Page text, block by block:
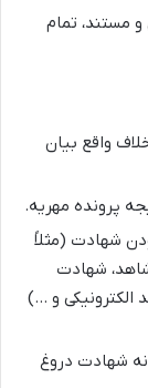
مستند، تمام
واقع بیان
پرونده مهریه.
شهادت (مثلاً
شهادت
الکترونیکی و …)
شهادت دروغ